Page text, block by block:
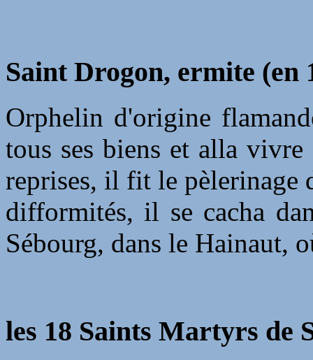
Saint Drogon, ermite (en
Orphelin d'origine
tous ses biens et alla
reprises, il fit le pèlerinage
difformités, il se cacha
Sébourg, dans le Hainaut,
les 18 Saints Martyrs de